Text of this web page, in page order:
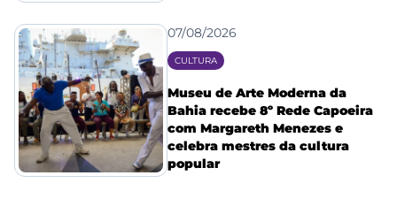
07/08/2026
CULTURA
Museu de Arte Moderna da
Bahia recebe 8º Rede Capoeira
com Margareth Menezes e
celebra mestres da cultura
popular